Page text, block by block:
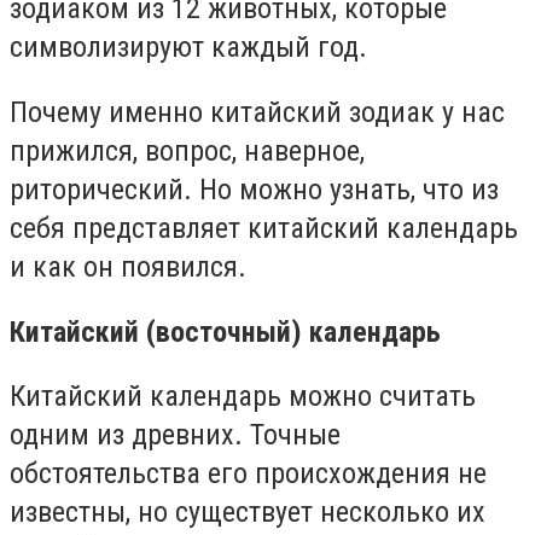
зодиаком из 12 животных, которые
символизируют каждый год.
Почему именно китайский зодиак у нас
прижился, вопрос, наверное,
риторический. Но можно узнать, что из
себя представляет китайский календарь
и как он появился.
Китайский (восточный) календарь
Китайский календарь можно считать
одним из древних. Точные
обстоятельства его происхождения не
известны, но существует несколько их